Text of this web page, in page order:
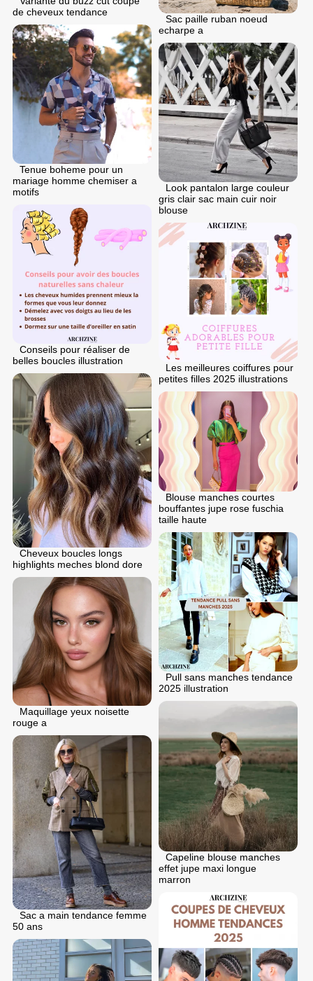
de cheveux tendance
Sac paille ruban noeud
echarpe a
Tenue boheme pour un
mariage homme chemiser a
motifs
Look pantalon large couleur
gris clair sac main cuir noir
blouse
Conseils pour réaliser de
belles boucles illustration
Les meilleures coiffures pour
petites filles 2025 illustrations
Cheveux boucles longs
highlights meches blond dore
Blouse manches courtes
bouffantes jupe rose fuschia
taille haute
Pull sans manches tendance
2025 illustration
Maquillage yeux noisette
rouge a
Capeline blouse manches
effet jupe maxi longue
marron
Sac a main tendance femme
50 ans